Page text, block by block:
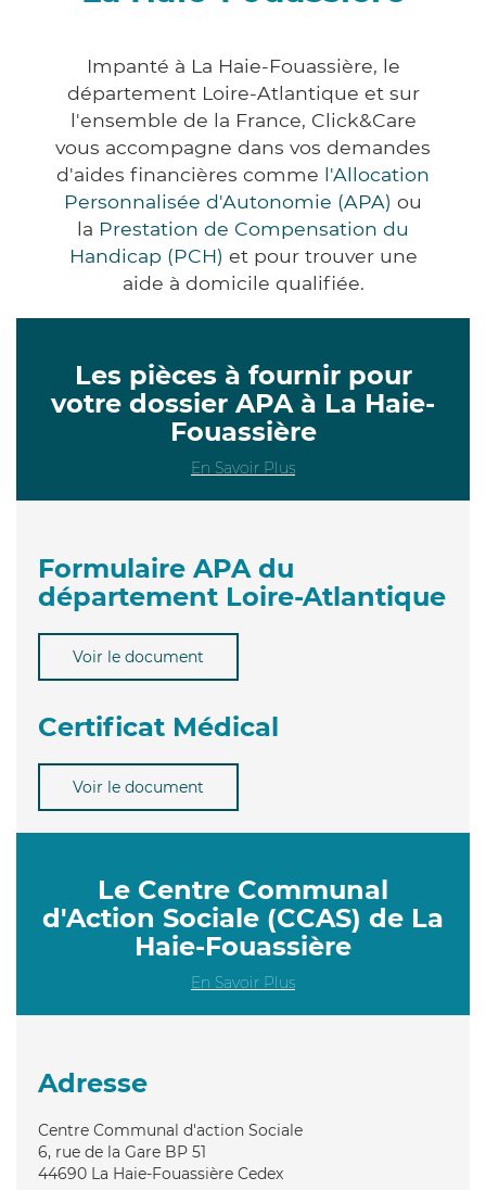
Impanté à La Haie-Fouassière, le
département Loire-Atlantique et sur
l'ensemble de la France, Click&Care
vous accompagne dans vos demandes
d'aides financières comme l'Allocation
Personnalisée d'Autonomie (APA) ou
la Prestation de Compensation du
Handicap (PCH) et pour trouver une
aide à domicile qualifiée.
Les pièces à fournir pour
votre dossier APA à La Haie-
Fouassière
En Savoir Plus
Formulaire APA du
département Loire-Atlantique
Voir le document
Certificat Médical
Voir le document
Le Centre Communal
d'Action Sociale (CCAS) de La
Haie-Fouassière
En Savoir Plus
Adresse
Centre Communal d'action Sociale
6, rue de la Gare BP 51
44690 La Haie-Fouassière Cedex